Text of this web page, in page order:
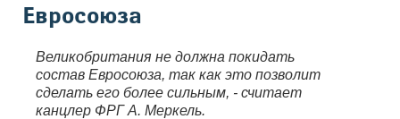
Евросоюза
Великобритания не должна покидать
состав Евросоюза, так как это позволит
сделать его более сильным, - считает
канцлер ФРГ А. Меркель.